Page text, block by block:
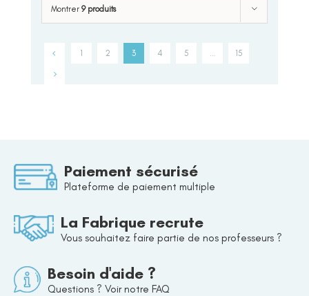
Montrer 9 produits
1 2 3 4 5 15
Paiement sécurisé
Plateforme de paiement multiple
La Fabrique recrute
Vous souhaitez faire partie de nos professeurs ?
Besoin d'aide ?
Questions ? Voir notre FAQ